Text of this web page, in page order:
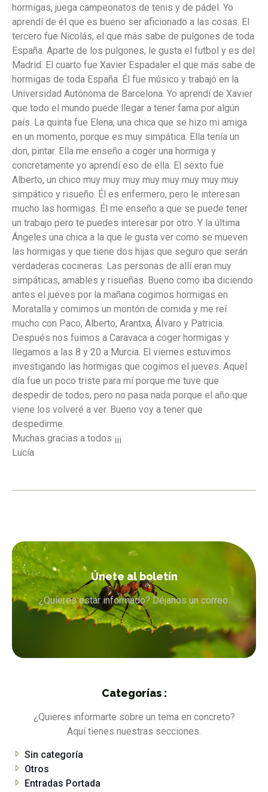
hormigas, juega campeonatos de tenis y de pádel. Yo
aprendí de él que es bueno ser aficionado a las cosas. El
tercero fue Nicolás, el que más sabe de pulgones de toda
España. Aparte de los pulgones, le gusta el futbol y es del
Madrid. El cuarto fue Xavier Espadaler el que más sabe de
hormigas de toda España. Él fue músico y trabajó en la
Universidad Autónoma de Barcelona. Yo aprendí de Xavier
que todo el mundo puede llegar a tener fama por algún
país. La quinta fue Elena, una chica que se hizo mi amiga
en un momento, porque es muy simpática. Ella tenía un
don, pintar. Ella me enseño a coger una hormiga y
concretamente yo aprendí eso de ella. El sexto fue
Alberto, un chico muy muy muy muy muy muy muy muy
simpático y risueño. Él es enfermero, pero le interesan
mucho las hormigas. Él me enseño a que se puede tener
un trabajo pero te puedes interesar por otro. Y la última
Ángeles una chica a la que le gusta ver como se mueven
las hormigas y que tiene dos hijas que seguro que serán
verdaderas cocineras. Las personas de allí eran muy
simpáticas, amables y risueñas. Bueno como iba diciendo
antes el jueves por la mañana cogimos hormigas en
Moratalla y comimos un montón de comida y me reí
mucho con Paco, Alberto, Arantxa, Álvaro y Patricia.
Después nos fuimos a Caravaca a coger hormigas y
llegamos a las 8 y 20 a Murcia. El viernes estuvimos
investigando las hormigas que cogimos el jueves. Aquel
día fue un poco triste para mí porque me tuve que
despedir de todos, pero no pasa nada porque el año que
viene los volveré a ver. Bueno voy a tener que
despedirme.
Muchas gracias a todos ¡¡¡
Lucía
Únete al boletín
¿Quieres estar informado? Déjanos un correo.
Categorías :
¿Quieres informarte sobre un tema en concreto?
Aquí tienes nuestras secciones.
Sin categoría
Otros
Entradas Portada